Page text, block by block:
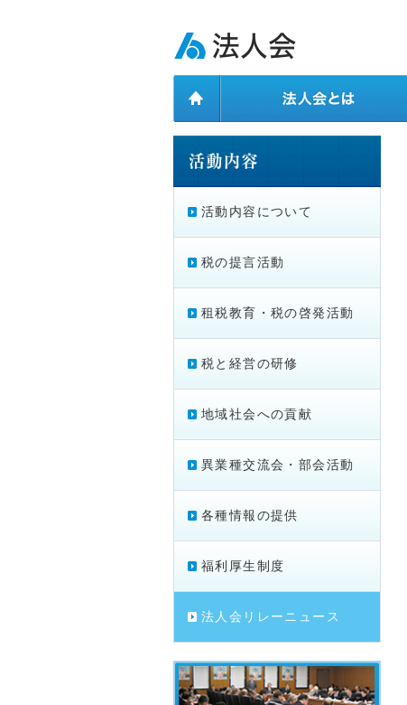
活動内容について
税の提言活動
租税教育・税の啓発活動
税と経営の研修
地域社会への貢献
異業種交流会・部会活動
各種情報の提供
福利厚生制度
法人会リレーニュース